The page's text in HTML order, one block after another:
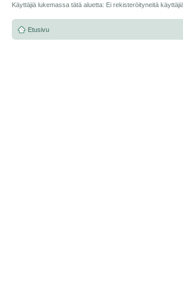
Käyttäjiä lukemassa tätä aluetta: Ei rekisteröityneitä
Etusivu